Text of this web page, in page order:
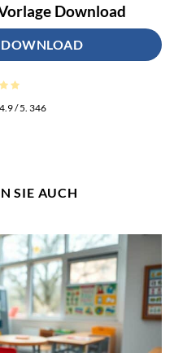
Download
4.9/ 5. 346
SIE AUCH